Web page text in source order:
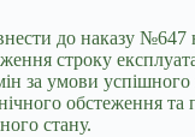
до наказу №647
строку
за умови
обстеження та
стану.